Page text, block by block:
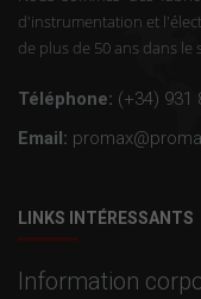
d'instrumentation et
de plus de 50 ans dans le
Téléphone: (+34) 931
Email:
LINKS INTÉRESSANTS
Information